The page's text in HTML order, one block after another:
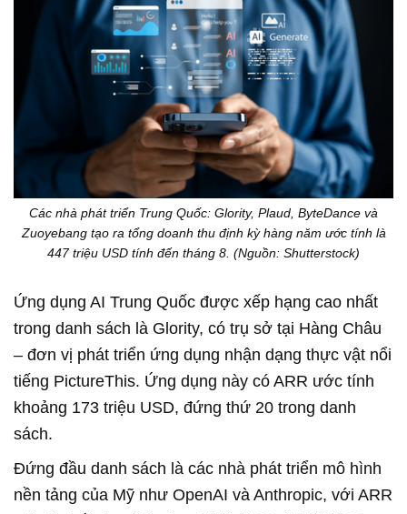
Các nhà phát triển Trung Quốc: Glority, Plaud, ByteDance và
Zuoyebang tạo ra tổng doanh thu định kỳ hàng năm ước tính là
447 triệu USD tính đến tháng 8. (Nguồn: Shutterstock)
Ứng dụng AI Trung Quốc được xếp hạng cao nhất
trong danh sách là Glority, có trụ sở tại Hàng Châu
– đơn vị phát triển ứng dụng nhận dạng thực vật nổi
tiếng PictureThis. Ứng dụng này có ARR ước tính
khoảng 173 triệu USD, đứng thứ 20 trong danh
sách.
Đứng đầu danh sách là các nhà phát triển mô hình
nền tảng của Mỹ như OpenAI và Anthropic, với ARR